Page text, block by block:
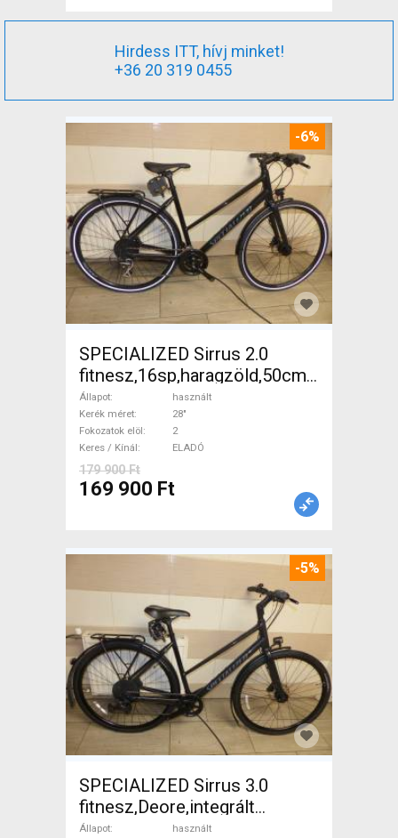
Hirdess ITT, hívj minket!
+36 20 319 0455
-6%
SPECIALIZED Sirrus 2.0
fitnesz,16sp,haragzöld,50cm,újszerű
Trekking/cross tárcsafék
használt ELADÓ
Állapot
használt
Kerék méret
28"
Fokozatok elöl
2
Keres / Kínál
ELADÓ
179 900 Ft
169 900 Ft
-5%
SPECIALIZED Sirrus 3.0
fitnesz,Deore,integrált
hajtás,11sp Trekking/cross
Állapot
használt